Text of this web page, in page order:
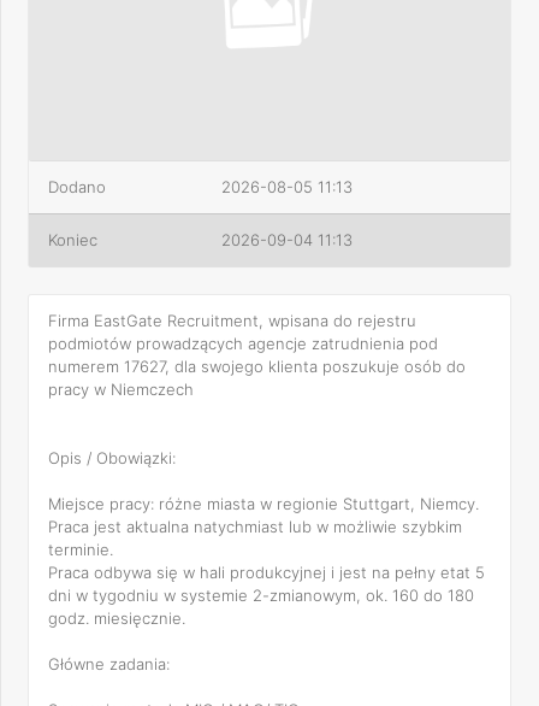
Dodano 2026-08-05 11:13
Koniec 2026-09-04 11:13
Firma EastGate Recruitment, wpisana do rejestru
podmiotów prowadzących agencje zatrudnienia pod
numerem 17627, dla swojego klienta poszukuje osób do
pracy w Niemczech
Opis / Obowiązki:
Miejsce pracy: różne miasta w regionie Stuttgart, Niemcy.
Praca jest aktualna natychmiast lub w możliwie szybkim
terminie.
Praca odbywa się w hali produkcyjnej i jest na pełny etat 5
dni w tygodniu w systemie 2-zmianowym, ok. 160 do 180
godz. miesięcznie.
Główne zadania: